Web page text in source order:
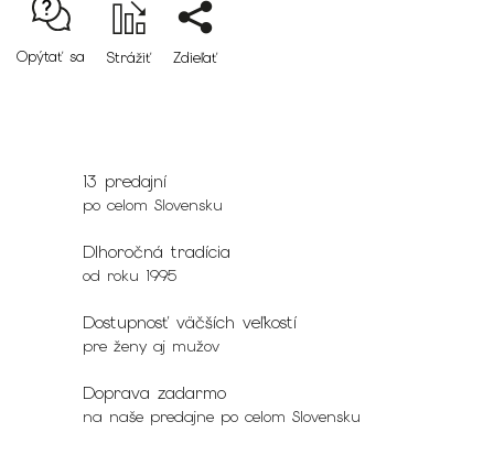
Opýtať sa Strážiť Zdieľať
13 predajní
po celom Slovensku
Dlhoročná tradícia
od roku 1995
Dostupnosť väčších veľkostí
pre ženy aj mužov
Doprava zadarmo
na naše predajne po celom Slovensku